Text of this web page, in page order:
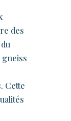
des
gneiss
Cette